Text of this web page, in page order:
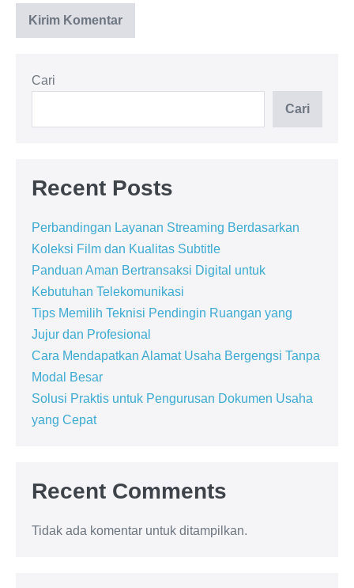
Cari
Cari
Recent Posts
Perbandingan Layanan Streaming Berdasarkan
Koleksi Film dan Kualitas Subtitle
Panduan Aman Bertransaksi Digital untuk
Kebutuhan Telekomunikasi
Tips Memilih Teknisi Pendingin Ruangan yang
Jujur dan Profesional
Cara Mendapatkan Alamat Usaha Bergengsi Tanpa
Modal Besar
Solusi Praktis untuk Pengurusan Dokumen Usaha
yang Cepat
Recent Comments
Tidak ada komentar untuk ditampilkan.